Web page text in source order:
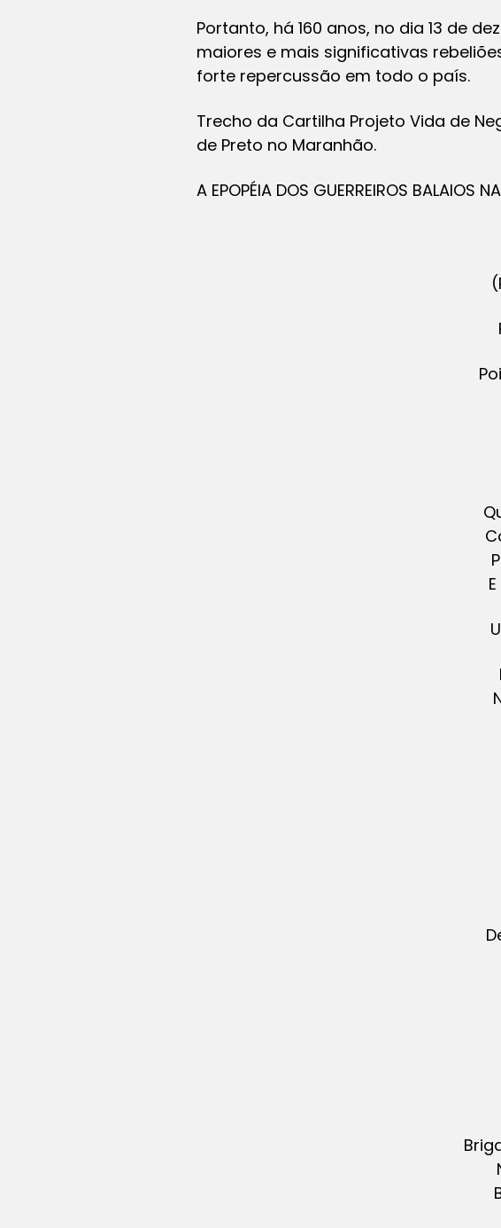
Portanto, há 160 anos, no dia 13 de
maiores e mais significativas
forte repercussão em todo o país.
Trecho da Cartilha Projeto Vida de
de Preto no Maranhão.
A EPOPÉIA DOS GUERREIROS BALAIOS